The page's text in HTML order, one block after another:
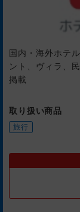
国内・海外ホテ
ント、ヴィラ、
掲載
取り扱い商品
旅行